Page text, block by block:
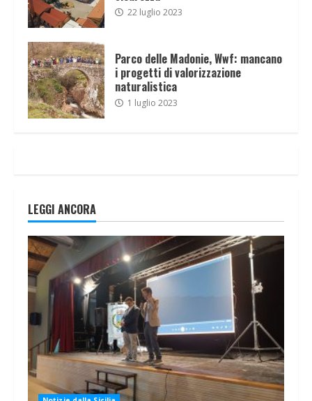
22 luglio 2023
Parco delle Madonie, Wwf: mancano
i progetti di valorizzazione
naturalistica
1 luglio 2023
LEGGI ANCORA